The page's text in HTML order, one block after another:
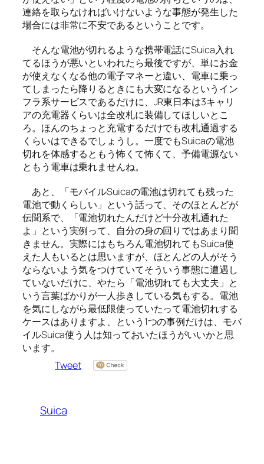
連絡を取らなければいけないような事態が発生した
場合には非常に不安であるということです。
そんな電池が切れるような携帯電話にSuica入れ
てるほうが悪いといわれたら最後ですが、単にお金
が使えなくなる他の電子マネーと違い、電車に乗っ
てしまったら降りるときにも大変になるというイン
フラ系サービスであるだけに、JR東日本は3キャリ
アの充電器くらいは全改札に装備してほしいとこ
ろ。ほんのちょっと充電するだけでも改札通過する
くらいはできるでしょうし。一度でもSuicaの電池
切れを体感するともう怖くて怖くて、予備電源ない
ともう電車は乗れませんね。
あと、「モバイルSuicaの電池は切れても残った
電池で動くらしい」という話って、そのほとんどが
伝聞系で、「電池切れたんだけど十分改札通れた
よ」という実例って、自分の身の回りではあまり聞
きません。実際にはもちろん電池切れてもSuica使
えた人もいるとは思いますが、ほとんどの人がそう
ならないよう気をつけていてそういう事態に遭遇し
ていないだけに、やたら「電池切れても大丈夫」と
いう言葉ばかりが一人歩きしている気もする。電池
を気にしながら最低限使っていたって電池切れする
ケースはありますよ、という1つの事例だけは、モバ
イルSuica使う人は知っておいたほうがいいかと思
います。
Tweet
Suica